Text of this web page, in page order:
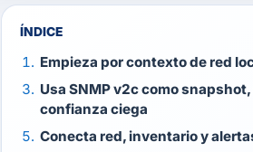
ÍNDICE
Empieza por contexto de red
Usa SNMP v2c como
confianza ciega
Conecta red, inventario y